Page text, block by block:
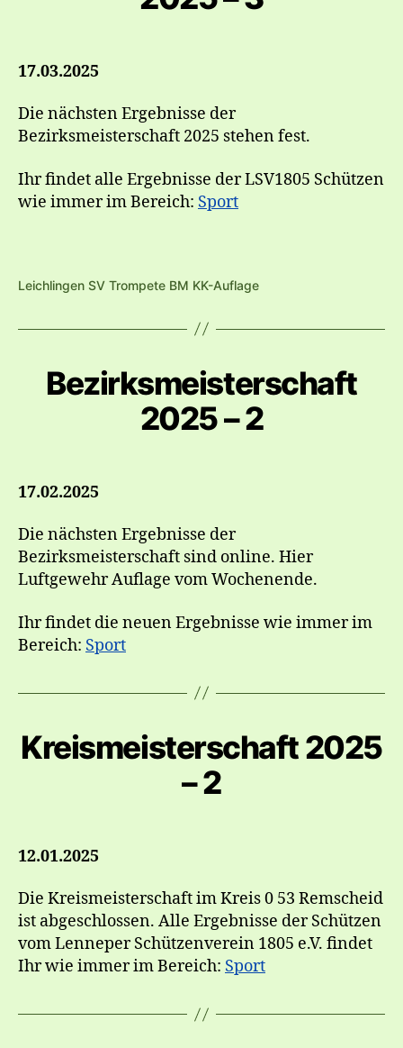
17.03.2025
Die nächsten Ergebnisse der
Bezirksmeisterschaft 2025 stehen fest.
Ihr findet alle Ergebnisse der LSV1805 Schützen
wie immer im Bereich: Sport
Leichlingen SV Trompete BM KK-Auflage
Bezirksmeisterschaft
2025 – 2
17.02.2025
Die nächsten Ergebnisse der
Bezirksmeisterschaft sind online. Hier
Luftgewehr Auflage vom Wochenende.
Ihr findet die neuen Ergebnisse wie immer im
Bereich: Sport
Kreismeisterschaft 2025
– 2
12.01.2025
Die Kreismeisterschaft im Kreis 0 53 Remscheid
ist abgeschlossen. Alle Ergebnisse der Schützen
vom Lenneper Schützenverein 1805 e.V. findet
Ihr wie immer im Bereich: Sport